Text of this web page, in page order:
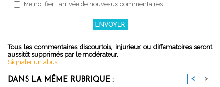
Me notifier l'arrivée de nouveaux commentaires
Tous les commentaires discourtois, injurieux ou diffamatoires seront
aussitôt supprimés par le modérateur.
Signaler un abus
DANS LA MÊME RUBRIQUE : < >